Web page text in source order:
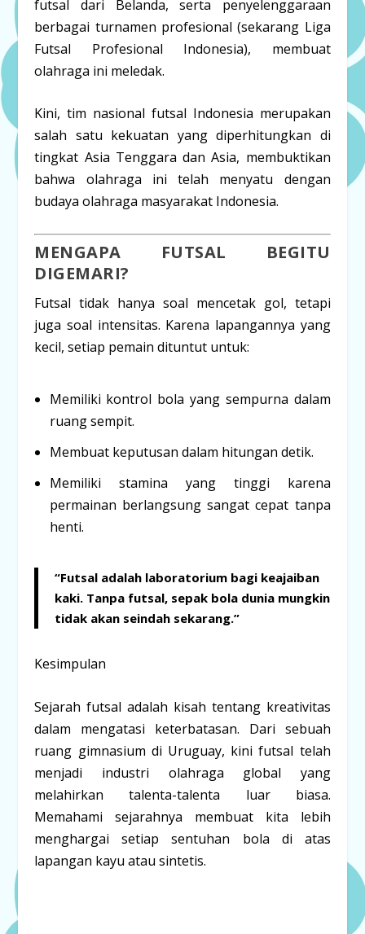
futsal dari Belanda, serta penyelenggaraan
berbagai turnamen profesional (sekarang Liga
Futsal Profesional Indonesia), membuat
olahraga ini meledak.
Kini, tim nasional futsal Indonesia merupakan
salah satu kekuatan yang diperhitungkan di
tingkat Asia Tenggara dan Asia, membuktikan
bahwa olahraga ini telah menyatu dengan
budaya olahraga masyarakat Indonesia.
MENGAPA FUTSAL BEGITU
DIGEMARI?
Futsal tidak hanya soal mencetak gol, tetapi
juga soal intensitas. Karena lapangannya yang
kecil, setiap pemain dituntut untuk:
Memiliki kontrol bola yang sempurna dalam
ruang sempit.
Membuat keputusan dalam hitungan detik.
Memiliki stamina yang tinggi karena
permainan berlangsung sangat cepat tanpa
henti.
“Futsal adalah laboratorium bagi keajaiban
kaki. Tanpa futsal, sepak bola dunia mungkin
tidak akan seindah sekarang.”
Kesimpulan
Sejarah futsal adalah kisah tentang kreativitas
dalam mengatasi keterbatasan. Dari sebuah
ruang gimnasium di Uruguay, kini futsal telah
menjadi industri olahraga global yang
melahirkan talenta-talenta luar biasa.
Memahami sejarahnya membuat kita lebih
menghargai setiap sentuhan bola di atas
lapangan kayu atau sintetis.